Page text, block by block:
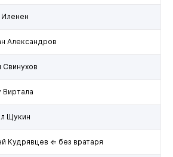
Иленен
Александров
Свинухов
Виртала
Щукин
Кудрявцев ⇐ без вратаря